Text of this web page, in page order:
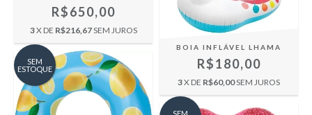
R$650,00
3X DE R$216,67SEM JUROS
BOIA INFLÁVEL LHAMA
R$180,00
3X DE R$60,00SEM JUROS
SEM
ESTOQUE
SEM